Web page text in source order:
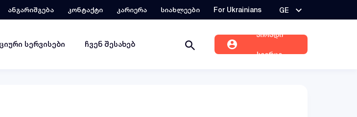
ანგარიშგება კონტაქტი კარიერა სიახლეები For Ukrainians GE
სერვისები ჩვენ შესახებ
პირადი
სივრცე